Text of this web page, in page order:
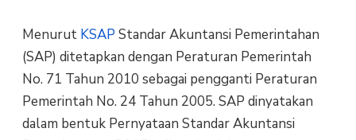
Menurut KSAP Standar Akuntansi Pemerintahan
(SAP) ditetapkan dengan Peraturan Pemerintah
No. 71 Tahun 2010 sebagai pengganti Peraturan
Pemerintah No. 24 Tahun 2005. SAP dinyatakan
dalam bentuk Pernyataan Standar Akuntansi